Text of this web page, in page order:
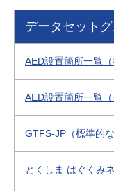
データセット
AED設置箇所一覧（
AED設置箇所一覧
GTFS-JP（標準的
とくしま はぐくみ